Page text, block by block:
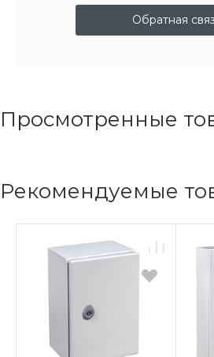
Обратная
Просмотренные
Рекомендуемые